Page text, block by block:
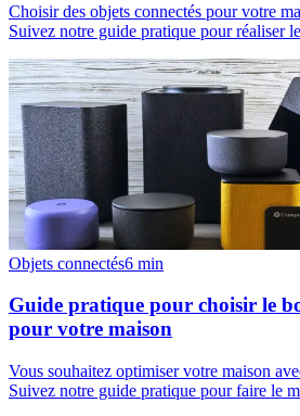
Choisir des objets connectés pour votre
Suivez notre guide pratique pour réaliser
Objets connectés6 min
Guide pratique pour choisir le
pour votre maison
Vous souhaitez optimiser votre maison
Suivez notre guide pratique pour faire le